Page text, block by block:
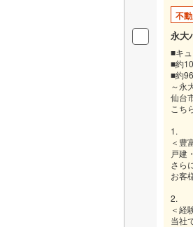
不
永大
■キ
■約
■約
～永
仙台
こち
1.
＜豊
戸建
さら
お客
2.
＜経
当社